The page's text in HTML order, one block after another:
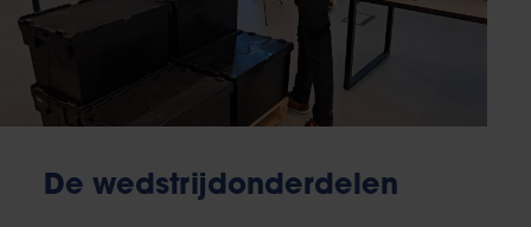
De wedstrijdonderdelen